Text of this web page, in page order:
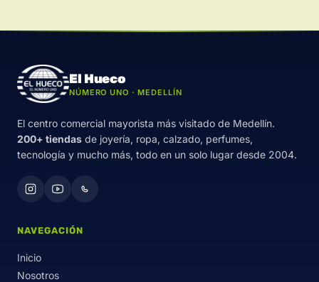
El Hueco
NÚMERO UNO · MEDELLÍN
El centro comercial mayorista más visitado de Medellín.
200+ tiendas de joyería, ropa, calzado, perfumes,
tecnología y mucho más, todo en un solo lugar desde 2004.
NAVEGACIÓN
Inicio
Nosotros